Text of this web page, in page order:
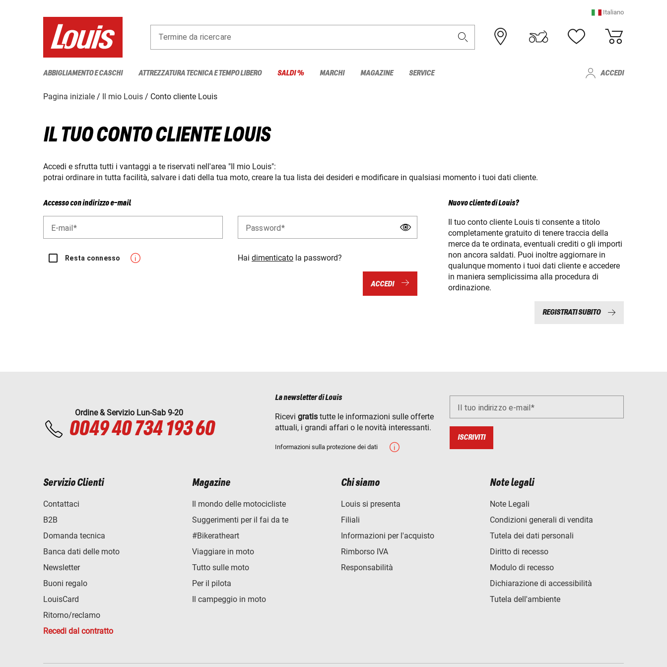
Italiano
Termine da ricercare
ABBIGLIAMENTO E CASCHI ATTREZZATURA TECNICA E TEMPO LIBERO SALDI % MARCHI MAGAZINE SERVICE ACCEDI
Pagina iniziale Il mio Louis Conto cliente Louis
IL TUO CONTO CLIENTE LOUIS
Accedi e sfrutta tutti i vantaggi a te riservati nell'area "Il mio Louis":
potrai ordinare in tutta facilità, salvare i dati della tua moto, creare la tua lista dei desideri e modificare in qualsiasi momento i tuoi dati cliente.
Accesso con indirizzo e-mail
E-mail Password
Resta connesso Hai dimenticato la password?
ACCEDI
Nuovo cliente di Louis?
Il tuo conto cliente Louis ti consente a titolo
completamente gratuito di tenere traccia della
merce da te ordinata, eventuali crediti o gli importi
non ancora saldati. Puoi inoltre aggiornare in
qualunque momento i tuoi dati cliente e accedere
in maniera semplicissima alla procedura di
ordinazione.
REGISTRATI SUBITO
Ordine & Servizio Lun-Sab 9-20
0049 40 734 193 60
La newsletter di Louis
Ricevi gratis tutte le informazioni sulle offerte
attuali, i grandi affari o le novità interessanti.
Informazioni sulla protezione dei dati
Il tuo indirizzo e-mail
ISCRIVITI
Servizio Clienti
Contattaci
B2B
Domanda tecnica
Banca dati delle moto
Newsletter
Buoni regalo
LouisCard
Ritorno/reclamo
Recedi dal contratto
Magazine
Il mondo delle motocicliste
Suggerimenti per il fai da te
#Bikeratheart
Viaggiare in moto
Tutto sulle moto
Per il pilota
Il campeggio in moto
Chi siamo
Louis si presenta
Filiali
Informazioni per l'acquisto
Rimborso IVA
Responsabilità
Note legali
Note Legali
Condizioni generali di vendita
Tutela dei dati personali
Diritto di recesso
Modulo di recesso
Dichiarazione di accessibilità
Tutela dell'ambiente